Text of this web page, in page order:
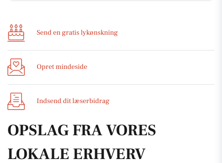
Send en gratis lykønskning
Opret mindeside
Indsend dit læserbidrag
OPSLAG FRA VORES
LOKALE ERHVERV